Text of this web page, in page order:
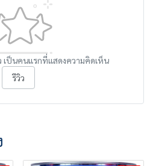
เป็นคนแรกที่แสดงความคิดเห็น
รีวิว